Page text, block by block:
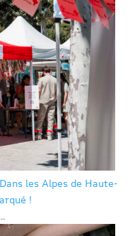
Dans les Alpes de Haute-
!